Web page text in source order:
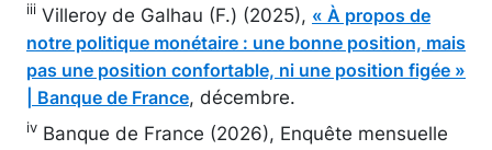
iii Villeroy de Galhau (F.) (2025), « À propos de
notre politique monétaire : une bonne position, mais
pas une position confortable, ni une position figée »
| Banque de France, décembre.
iv Banque de France (2026), Enquête mensuelle